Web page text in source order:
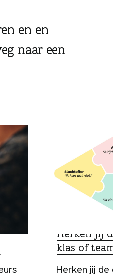
en en
naar een
Herken jij
klas of
Herken jij